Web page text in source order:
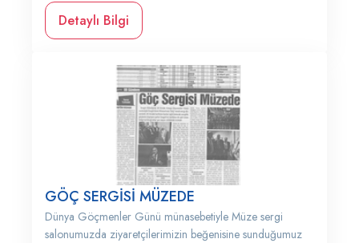
Detaylı Bilgi
GÖÇ SERGİSİ MÜZEDE
Dünya Göçmenler Günü münasebetiyle Müze sergi
salonumuzda ziyaretçilerimizin beğenisine sunduğumuz